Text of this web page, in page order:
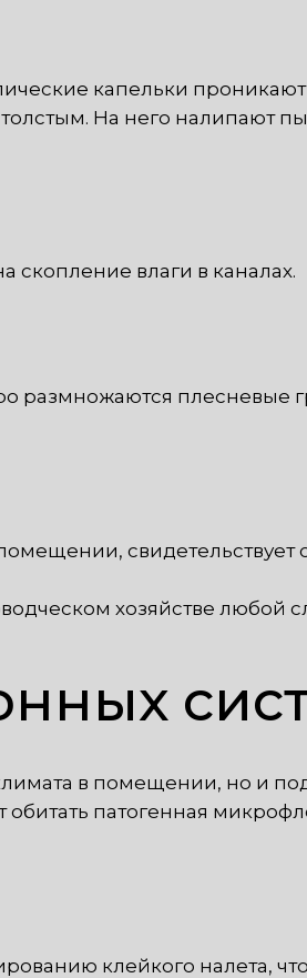
капельки
На него налипают
скопление влаги в каналах.
размножаются плесневые
свидетельствует
хозяйстве любой
в помещении, но и
патогенная
клейкого налета,